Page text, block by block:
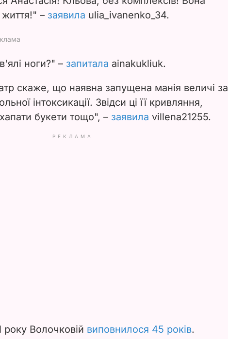
– заявила ulia_ivanenko_34.
ноги?" – запитала ainakukliuk.
скаже, що наявна запущена манія величі за
інтоксикації. Звідси ці її кривляння,
букети тощо", – заявила villena21255.
РЕКЛАМА
року Волочковій виповнилося 45 років.